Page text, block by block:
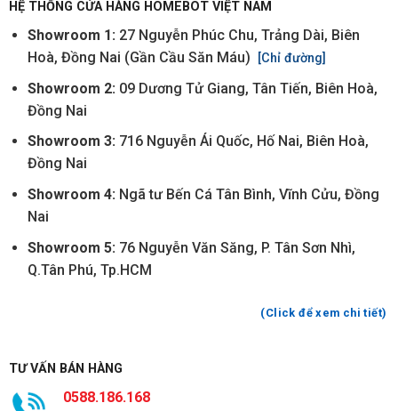
HỆ THỐNG CỬA HÀNG HOMEBOT VIỆT NAM
Showroom 1: 27 Nguyễn Phúc Chu, Trảng Dài, Biên
Hoà, Đồng Nai (Gần Cầu Săn Máu)
[Chỉ đường]
Showroom 2: 09 Dương Tử Giang, Tân Tiến, Biên Hoà,
Đồng Nai
Showroom 3:716 Nguyễn Ái Quốc, Hố Nai, Biên Hoà,
Đồng Nai
Showroom 4:Ngã tư Bến Cá Tân Bình, Vĩnh Cửu, Đồng
Nai
Showroom 5: 76 Nguyễn Văn Săng, P. Tân Sơn Nhì,
Q.Tân Phú, Tp.HCM
(Click để xem chi tiết)
TƯ VẤN BÁN HÀNG
0588.186.168